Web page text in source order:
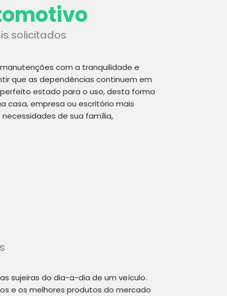
solicitados
com a tranquilidade e
que as dependências continuem em
estado para o uso, desta forma
casa, empresa ou escritório mais
de sua família,
sujeiras do dia-a-dia de um veículo.
e os melhores produtos do mercado